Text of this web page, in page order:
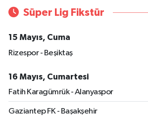
Süper Lig Fikstür
15 Mayıs, Cuma
Rizespor - Beşiktaş
16 Mayıs, Cumartesi
Fatih Karagümrük - Alanyaspor
Gaziantep FK - Başakşehir